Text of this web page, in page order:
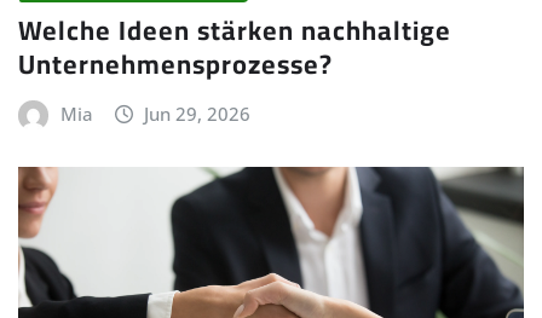
Welche Ideen stärken nachhaltige
Unternehmensprozesse?
Mia Jun 29, 2026